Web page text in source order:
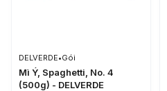
DELVERDE•Gói
Mì Ý, Spaghetti, No. 4
(500g) - DELVERDE